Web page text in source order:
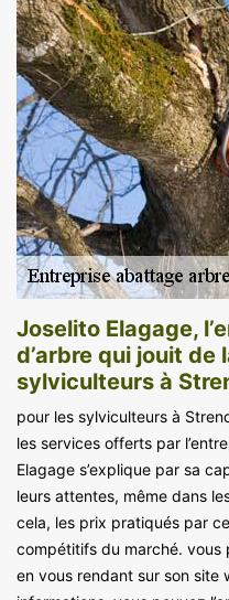
Joselito Elagage,
d’arbre qui jouit de
sylviculteurs à
pour les sylviculteurs à
les services offerts par
Elagage s’explique par sa
leurs attentes, même dans
cela, les prix pratiqués par
compétitifs du marché. vous
en vous rendant sur son site